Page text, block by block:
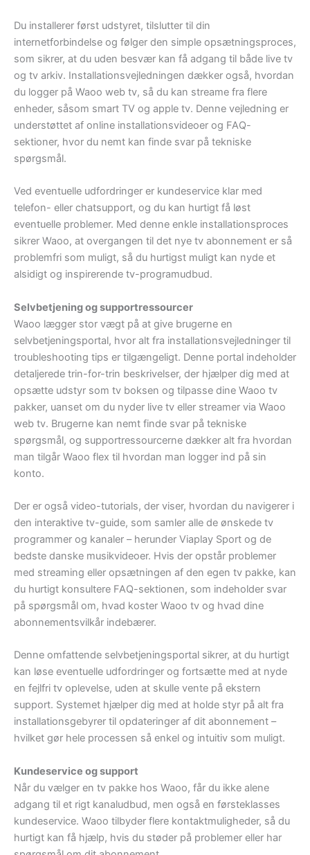
Du installerer først udstyret, tilslutter til din
internetforbindelse og følger den simple opsætningsproces,
som sikrer, at du uden besvær kan få adgang til både live tv
og tv arkiv. Installationsvejledningen dækker også, hvordan
du logger på Waoo web tv, så du kan streame fra flere
enheder, såsom smart TV og apple tv. Denne vejledning er
understøttet af online installationsvideoer og FAQ-
sektioner, hvor du nemt kan finde svar på tekniske
spørgsmål.
Ved eventuelle udfordringer er kundeservice klar med
telefon- eller chatsupport, og du kan hurtigt få løst
eventuelle problemer. Med denne enkle installationsproces
sikrer Waoo, at overgangen til det nye tv abonnement er så
problemfri som muligt, så du hurtigst muligt kan nyde et
alsidigt og inspirerende tv-programudbud.
Selvbetjening og supportressourcer
Waoo lægger stor vægt på at give brugerne en
selvbetjeningsportal, hvor alt fra installationsvejledninger til
troubleshooting tips er tilgængeligt. Denne portal indeholder
detaljerede trin-for-trin beskrivelser, der hjælper dig med at
opsætte udstyr som tv boksen og tilpasse dine Waoo tv
pakker, uanset om du nyder live tv eller streamer via Waoo
web tv. Brugerne kan nemt finde svar på tekniske
spørgsmål, og supportressourcerne dækker alt fra hvordan
man tilgår Waoo flex til hvordan man logger ind på sin
konto.
Der er også video-tutorials, der viser, hvordan du navigerer i
den interaktive tv-guide, som samler alle de ønskede tv
programmer og kanaler – herunder Viaplay Sport og de
bedste danske musikvideoer. Hvis der opstår problemer
med streaming eller opsætningen af den egen tv pakke, kan
du hurtigt konsultere FAQ-sektionen, som indeholder svar
på spørgsmål om, hvad koster Waoo tv og hvad dine
abonnementsvilkår indebærer.
Denne omfattende selvbetjeningsportal sikrer, at du hurtigt
kan løse eventuelle udfordringer og fortsætte med at nyde
en fejlfri tv oplevelse, uden at skulle vente på ekstern
support. Systemet hjælper dig med at holde styr på alt fra
installationsgebyrer til opdateringer af dit abonnement –
hvilket gør hele processen så enkel og intuitiv som muligt.
Kundeservice og support
Når du vælger en tv pakke hos Waoo, får du ikke alene
adgang til et rigt kanaludbud, men også en førsteklasses
kundeservice. Waoo tilbyder flere kontaktmuligheder, så du
hurtigt kan få hjælp, hvis du støder på problemer eller har